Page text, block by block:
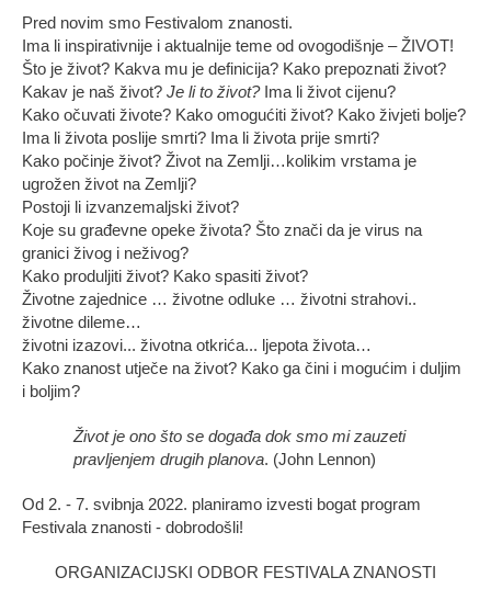
Pred novim smo Festivalom znanosti.
Ima li inspirativnije i aktualnije teme od ovogodišnje – ŽIVOT!
Što je život? Kakva mu je definicija? Kako prepoznati život?
Kakav je naš život?Je li to život?Ima li život cijenu?
Kako očuvati živote? Kako omogućiti život? Kako živjeti bolje?
Ima li života poslije smrti? Ima li života prije smrti?
Kako počinje život? Život na Zemlji…kolikim vrstama je
ugrožen život na Zemlji?
Postoji li izvanzemaljski život?
Koje su građevne opeke života? Što znači da je virus na
granici živog i neživog?
Kako produljiti život? Kako spasiti život?
Životne zajednice … životne odluke … životni strahovi..
životne dileme…
životni izazovi... životna otkrića... ljepota života…
Kako znanost utječe na život? Kako ga čini i mogućim i duljim
i boljim?
Život je ono što se događa dok smo mi zauzeti
pravljenjem drugih planova. (John Lennon)
Od 2. - 7. svibnja 2022. planiramo izvesti bogat program
Festivala znanosti - dobrodošli!
ORGANIZACIJSKI ODBOR FESTIVALA ZNANOSTI